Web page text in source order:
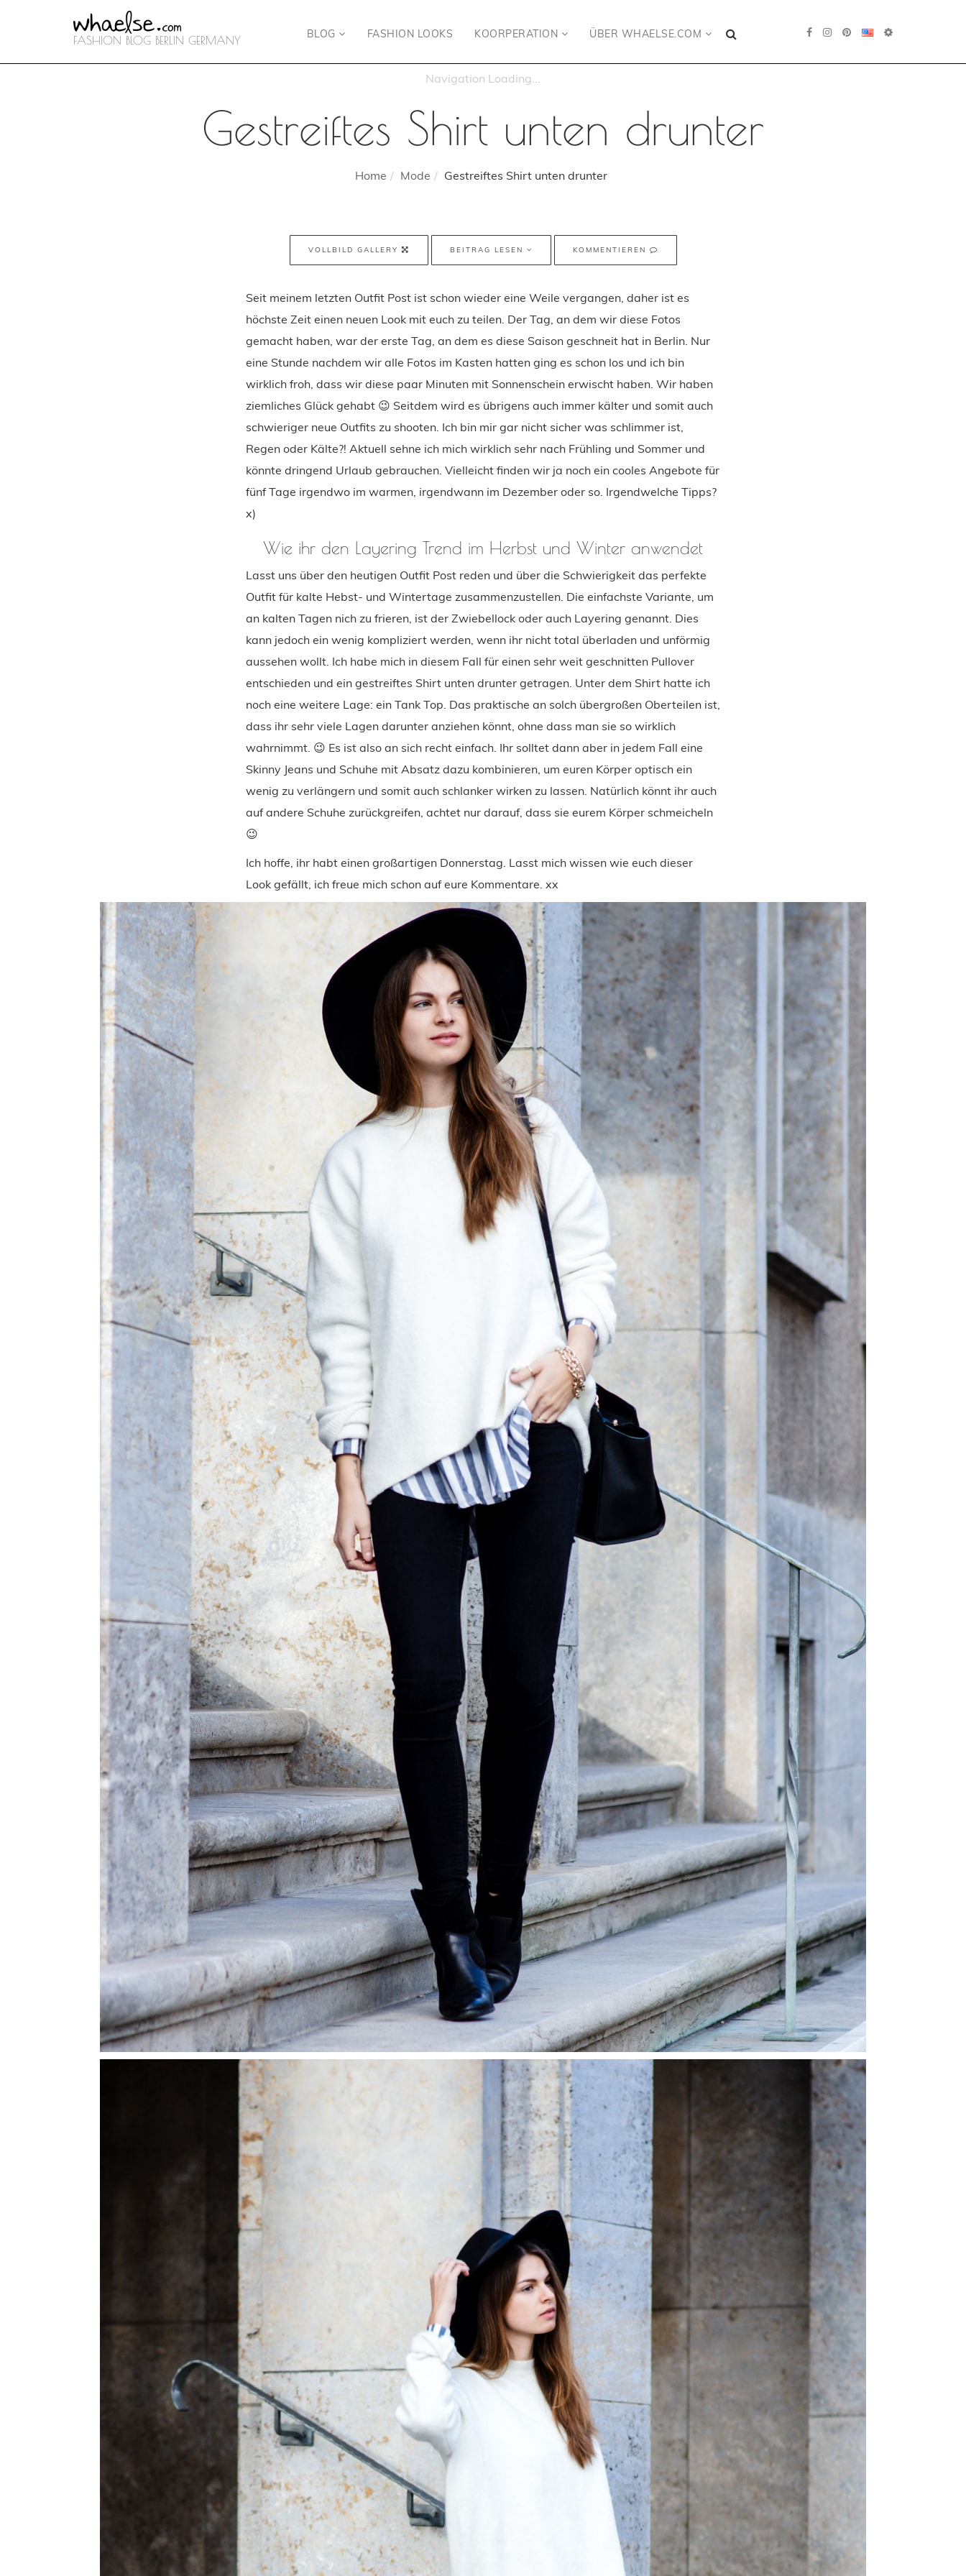
FASHION BLOG BERLIN GERMANY
BLOG FASHION LOOKS KOORPERATION ÜBER WHAELSE.COM
Gestreiftes Shirt unten drunter
Home Mode Gestreiftes Shirt unten drunter
VOLLBILD GALLERY BEITRAG LESEN KOMMENTIEREN
Seit meinem letzten Outfit Post ist schon wieder eine Weile vergangen, daher ist es
höchste Zeit einen neuen Look mit euch zu teilen. Der Tag, an dem wir diese Fotos
gemacht haben, war der erste Tag, an dem es diese Saison geschneit hat in Berlin. Nur
eine Stunde nachdem wir alle Fotos im Kasten hatten ging es schon los und ich bin
wirklich froh, dass wir diese paar Minuten mit Sonnenschein erwischt haben. Wir haben
ziemliches Glück gehabt 😉 Seitdem wird es übrigens auch immer kälter und somit auch
schwieriger neue Outfits zu shooten. Ich bin mir gar nicht sicher was schlimmer ist,
Regen oder Kälte?! Aktuell sehne ich mich wirklich sehr nach Frühling und Sommer und
könnte dringend Urlaub gebrauchen. Vielleicht finden wir ja noch ein cooles Angebote für
fünf Tage irgendwo im warmen, irgendwann im Dezember oder so. Irgendwelche Tipps?
x)
Wie ihr den Layering Trend im Herbst und Winter anwendet
Lasst uns über den heutigen Outfit Post reden und über die Schwierigkeit das perfekte
Outfit für kalte Hebst- und Wintertage zusammenzustellen. Die einfachste Variante, um
an kalten Tagen nich zu frieren, ist der Zwiebellock oder auch Layering genannt. Dies
kann jedoch ein wenig kompliziert werden, wenn ihr nicht total überladen und unförmig
aussehen wollt. Ich habe mich in diesem Fall für einen sehr weit geschnitten Pullover
entschieden und ein gestreiftes Shirt unten drunter getragen. Unter dem Shirt hatte ich
noch eine weitere Lage: ein Tank Top. Das praktische an solch übergroßen Oberteilen ist,
dass ihr sehr viele Lagen darunter anziehen könnt, ohne dass man sie so wirklich
wahrnimmt. 😉 Es ist also an sich recht einfach. Ihr solltet dann aber in jedem Fall eine
Skinny Jeans und Schuhe mit Absatz dazu kombinieren, um euren Körper optisch ein
wenig zu verlängern und somit auch schlanker wirken zu lassen. Natürlich könnt ihr auch
auf andere Schuhe zurückgreifen, achtet nur darauf, dass sie eurem Körper schmeicheln
😉
Ich hoffe, ihr habt einen großartigen Donnerstag. Lasst mich wissen wie euch dieser
Look gefällt, ich freue mich schon auf eure Kommentare. xx